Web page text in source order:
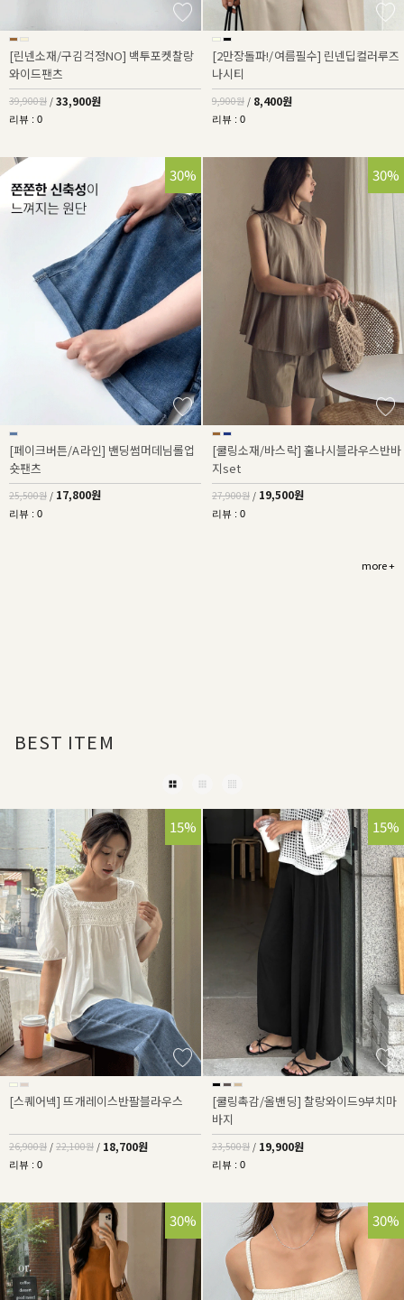
[린넨소재/구김걱정NO] 백투포켓찰랑
와이드팬츠
39,900원 / 33,900원
리뷰 : 0
[2만장돌파!/여름필수] 린넨딥컬러루즈
나시티
9,900원 / 8,400원
리뷰 : 0
30%
[페이크버튼/A라인] 밴딩썸머데님롤업
숏팬츠
25,500원 / 17,800원
리뷰 : 0
30%
[쿨링소재/바스락] 훌나시블라우스반바
지set
27,900원 / 19,500원
리뷰 : 0
more +
BEST ITEM
30%
15%
[스퀘어넥] 뜨개레이스반팔블라우스
26,900원 / 22,100원 / 18,700원
리뷰 : 0
15%
[쿨링촉감/올밴딩] 찰랑와이드9부치마
바지
23,500원 / 19,900원
리뷰 : 0
30% 30%